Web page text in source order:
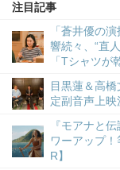
注目記事
「蒼井優の
響続々、“直
「Tシャツが
目黒蓮＆高
定副音声上
『モアナと
ワーアップ
R】